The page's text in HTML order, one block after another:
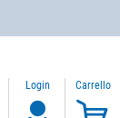
Login Carrello